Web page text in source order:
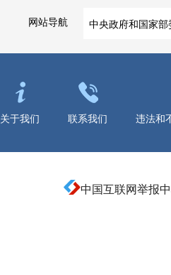
网站导航 中央政府和国家部
关于我们 联系我们 违法和
中国互联网举报